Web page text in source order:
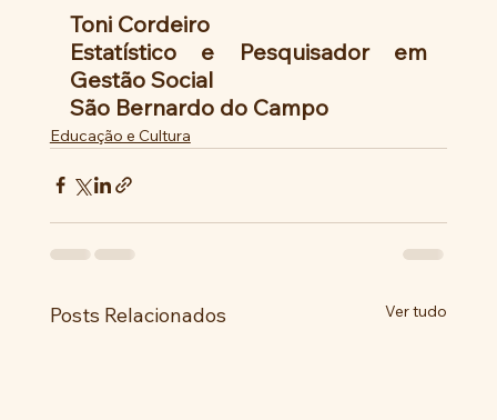
Toni Cordeiro
Estatístico e Pesquisador em
Gestão Social
São Bernardo do Campo
Educação e Cultura
Posts Relacionados Ver tudo